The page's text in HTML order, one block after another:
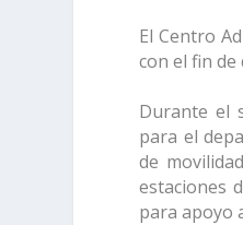
El Centro
con el fin
Durante el
para el
de
estaciones
para apoyo